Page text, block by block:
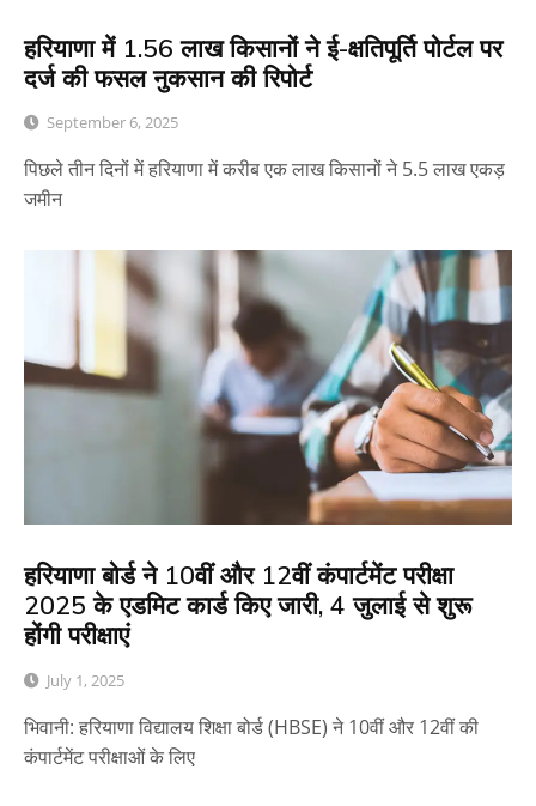
हरियाणा में 1.56 लाख किसानों ने ई-क्षतिपूर्ति पोर्टल पर
दर्ज की फसल नुकसान की रिपोर्ट
September 6, 2025
पिछले तीन दिनों में हरियाणा में करीब एक लाख किसानों ने 5.5 लाख एकड़
जमीन
हरियाणा बोर्ड ने 10वीं और 12वीं कंपार्टमेंट परीक्षा
2025 के एडमिट कार्ड किए जारी, 4 जुलाई से शुरू
होंगी परीक्षाएं
July 1, 2025
भिवानी: हरियाणा विद्यालय शिक्षा बोर्ड (HBSE) ने 10वीं और 12वीं की
कंपार्टमेंट परीक्षाओं के लिए